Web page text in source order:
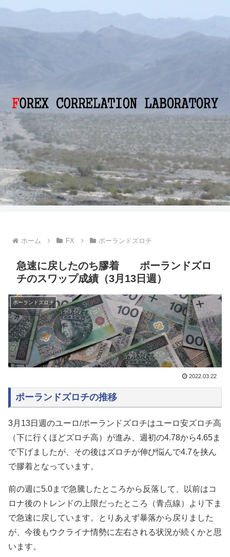
ホーム FX ポーランドズロチ
急速に戻したのち膠着 ポーランドズロ
チのスワップ成績（3月13日週）
ポーランドズロチ
2022.03.22
ポーランドズロチの推移
3月13日週のユーロ/ポーランドズロチはユーロ安ズロチ高
（下に行くほどズロチ高）が進み、週初の4.78から4.65ま
で下げましたが、その後はズロチが伸び悩んで4.7を挟ん
で膠着となっています。
前の週に5.0まで急騰したところから反落して、以前はコ
ロナ後のトレンドの上限だったところ（青点線）より下ま
で急速に戻しています。とりあえず暴落から戻りました
が、今後もウクライナ情勢に左右される状況が続くかと思
います。